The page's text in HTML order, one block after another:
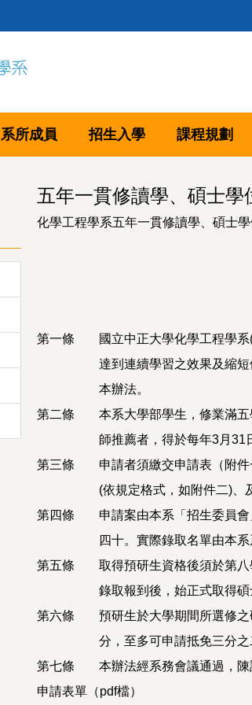
系所成員 招生入學 課程規劃
五年一貫修讀學、碩士學
化學工程學系五年一貫修讀學、碩士
第一條
國立中正大學化學工程學
達到連續學習之效果及縮
本辦法。
第二條
本系大學部學生，修業滿
師推薦者，得於每年3月31
第三條
申請者須繳交申請表（附
(依規定格式，如附件二)、
第四條
申請案由本系「招生委員
四十。實際錄取名單由本
第五條
取得預研生資格後須於第
錄取報到後，始正式取得碩
第六條
預研生於大學期間所選修
分，至多可申請抵免三分
第七條
本辦法經系務會議通過，
申請表單 （pdf檔）